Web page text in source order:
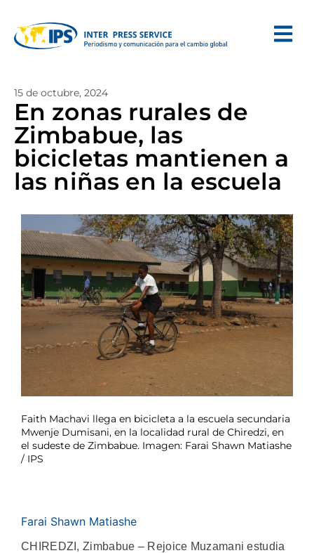
15 de octubre, 2024
En zonas rurales de
Zimbabue, las
bicicletas mantienen a
las niñas en la escuela
Faith Machavi llega en bicicleta a la escuela secundaria
Mwenje Dumisani, en la localidad rural de Chiredzi, en
el sudeste de Zimbabue. Imagen: Farai Shawn Matiashe
/ IPS
Farai Shawn Matiashe
CHIREDZI, Zimbabue – Rejoice Muzamani estudia